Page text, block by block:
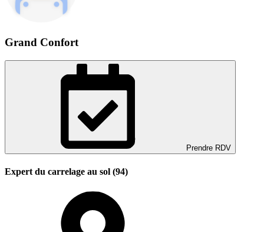
Grand Confort
Prendre RDV
Expert du carrelage au sol (94)